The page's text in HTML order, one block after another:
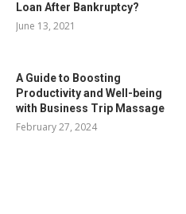
Loan After Bankruptcy?
June 13, 2021
A Guide to Boosting
Productivity and Well-being
with Business Trip Massage
February 27, 2024